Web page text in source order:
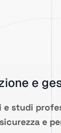
e
e studi
e